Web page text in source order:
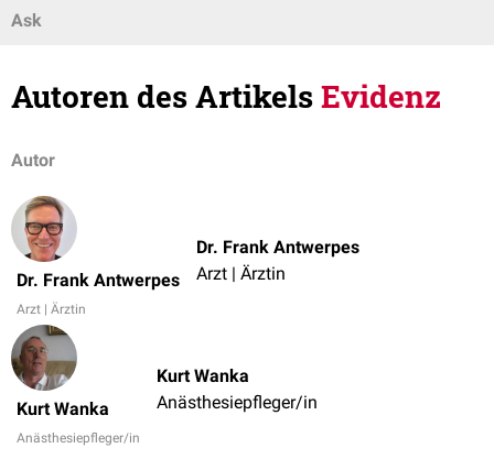
Ask
Autoren des ArtikelsEvidenz
Autor
Dr. Frank Antwerpes
Arzt | Ärztin
Dr. Frank Antwerpes
Arzt | Ärztin
Kurt Wanka
Anästhesiepfleger/in
Kurt Wanka
Anästhesiepfleger/in